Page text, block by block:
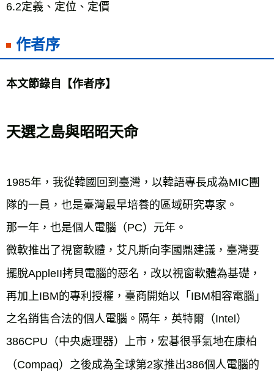
6.2定義、定位、定價
作者序
天選之島與昭昭天命
1985年，我從韓國回到臺灣，以韓語專長成為MIC團
隊的一員，也是臺灣最早培養的區域研究專家。
那一年，也是個人電腦（PC）元年。
微軟推出了視窗軟體，艾凡斯向李國鼎建議，臺灣要
擺脫AppleII拷貝電腦的惡名，改以視窗軟體為基礎，
再加上IBM的專利授權，臺商開始以「IBM相容電腦」
之名銷售合法的個人電腦。隔年，英特爾（Intel）
386CPU（中央處理器）上市，宏碁很爭氣地在康柏
（Compaq）之後成為全球第2家推出386個人電腦的